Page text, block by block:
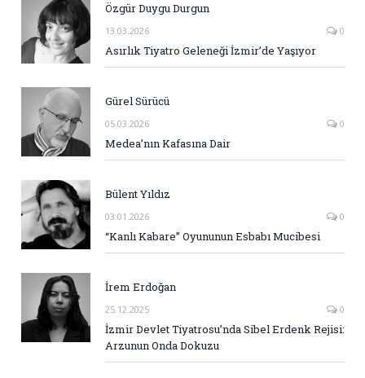
Özgür Duygu Durgun
13.03.2026 0
Asırlık Tiyatro Geleneği İzmir’de Yaşıyor
Gürel Sürücü
05.03.2026 0
Medea’nın Kafasına Dair
Bülent Yıldız
03.01.2026 0
“Kanlı Kabare” Oyununun Esbabı Mucibesi
İrem Erdoğan
25.12.2025 0
İzmir Devlet Tiyatrosu’nda Sibel Erdenk Rejisi:
Arzunun Onda Dokuzu